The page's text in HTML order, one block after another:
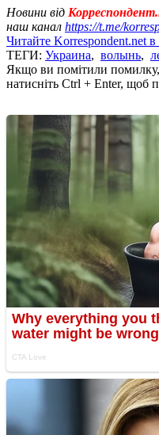
Новини від
наш канал https://t.me/
Читайте Korrespondent.net
ТЕГИ: Украина, волынь,
Якщо ви помітили помилку,
натисніть Ctrl + Enter, щоб